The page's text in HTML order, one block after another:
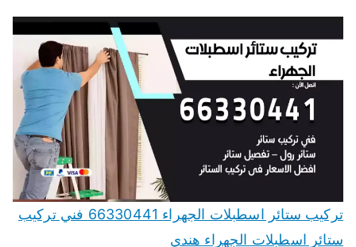
تركيب ستائر اسطبلات الجهراء 66330441 فني تركيب
ستائر اسطبلات الجهراء هندي